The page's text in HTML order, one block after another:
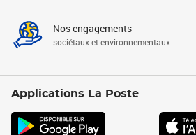
Nos engagements
sociétaux et environnementaux
Applications La Poste